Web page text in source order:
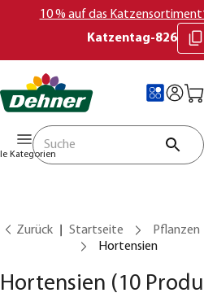
10 % auf das
Katzentag-826
Kategorien
Zurück Startseite Pflanzen
Hortensien
Hortensien (10